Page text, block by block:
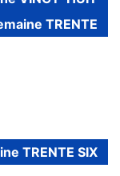
TRENTE
TRENTE SIX